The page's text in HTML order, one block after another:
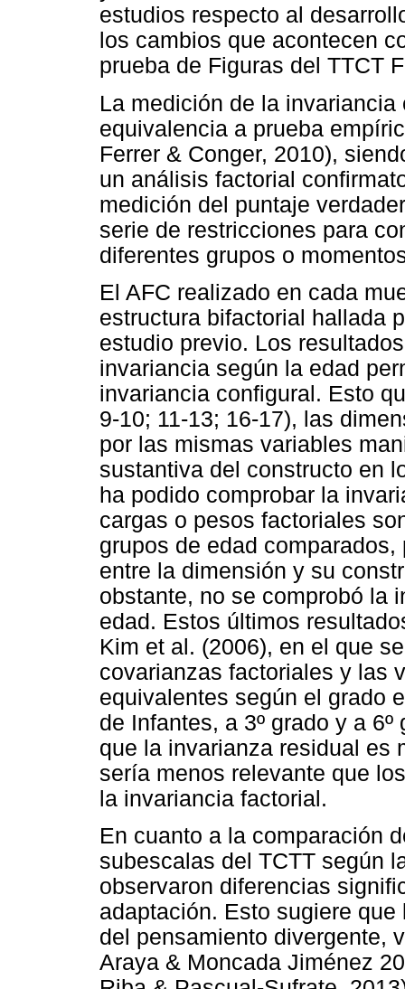
estudios respecto al
los cambios que acontecen
prueba de Figuras del TTCT
La medición de la
equivalencia a prueba
Ferrer & Conger, 2010),
un análisis factorial
medición del puntaje
serie de restricciones para
diferentes grupos o
El AFC realizado en cada
estructura bifactorial hallada
estudio previo. Los
invariancia según la edad
invariancia configural. Esto
9-10; 11-13; 16-17), las
por las mismas variables
sustantiva del constructo en
ha podido comprobar la
cargas o pesos factoriales
grupos de edad
entre la dimensión y su
obstante, no se comprobó la
edad. Estos últimos
Kim et al. (2006), en el que
covarianzas factoriales y las
equivalentes según el grado
de Infantes, a 3º grado y a
que la invarianza residual es
sería menos relevante que
la invariancia factorial.
En cuanto a la comparación
subescalas del TCTT según
observaron diferencias
adaptación. Esto sugiere
del pensamiento divergente,
Araya & Moncada Jiménez